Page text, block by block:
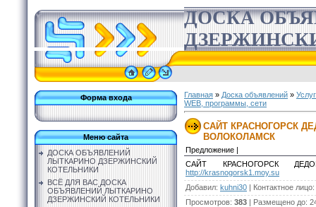
ДОСКА
Форма входа
Меню сайта
ДОСКА ОБЪЯВЛЕНИЙ
ЛЫТКАРИНО ДЗЕРЖИНСКИЙ
КОТЕЛЬНИКИ
ВСЁ ДЛЯ ВАС ДОСКА
ОБЪЯВЛЕНИЙ ЛЫТКАРИНО
ДЗЕРЖИНСКИЙ КОТЕЛЬНИКИ
Главная » Доска объявлений »
WEB, программы, сети
САЙТ КРАСНОГОРСК
ВОЛОКОЛАМСК
Предложение |
САЙТ КРАСНОГОРСК
http://krasnogorsk1.moy.su
Добавил: kuhni30 | Контактное лицо:
Просмотров: 383 | Размещено до: